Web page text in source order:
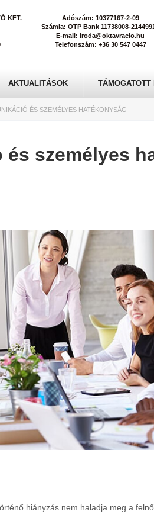
KFT.
Adószám: 10377167-2-09
Számla: OTP Bank 11738008-
E-mail: iroda@oktavracio.hu
Telefonszám: +36 30 547 0447
AKTUALITÁSOK TÁMOGATOTT
ÉS SZEMÉLYES HATÉKONYSÁG
személyes
hiányzás nem haladja meg a